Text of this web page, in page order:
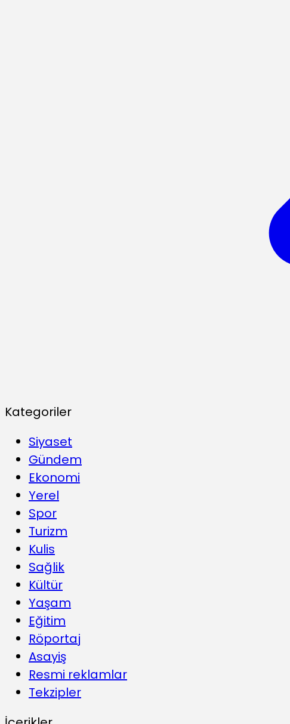
Kategoriler
Siyaset
Gündem
Ekonomi
Yerel
Spor
Turizm
Kulis
Sağlik
Kültür
Yaşam
Eğitim
Röportaj
Asayiş
Resmi reklamlar
Tekzipler